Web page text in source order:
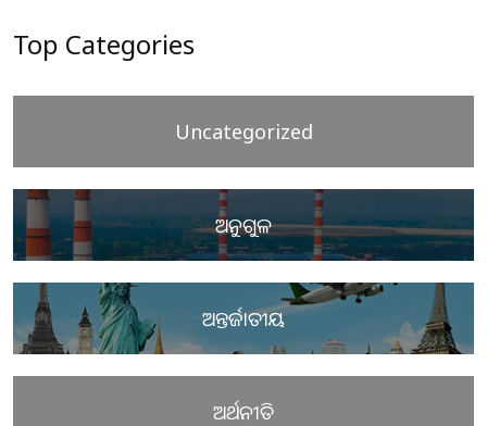
Top Categories
Uncategorized
ଅନୁଗୁଳ
ଅନ୍ତର୍ଜାତୀୟ
ଅର୍ଥନୀତି